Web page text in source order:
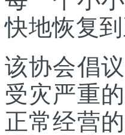
快地恢复到
该协会倡
受灾严重
正常经营